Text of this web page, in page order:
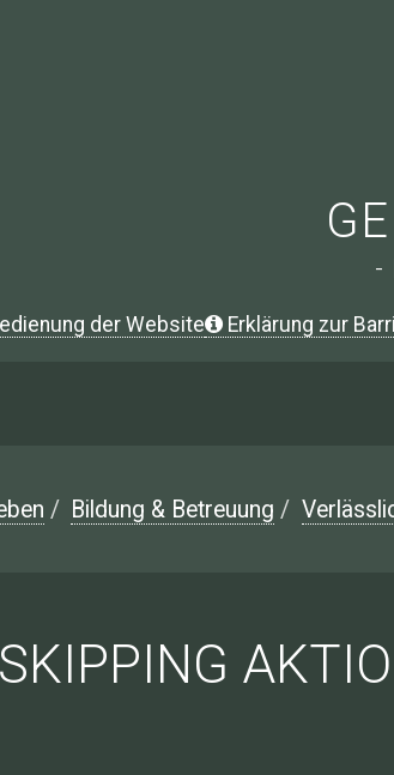
-
der Website Erklärung zur
/ Bildung & Betreuung /